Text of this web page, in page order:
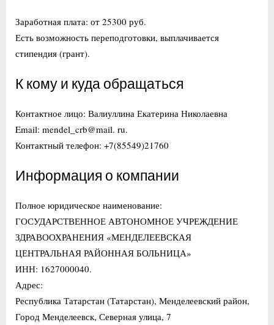
Заработная плата: от 25300 руб.
Есть возможность переподготовки, выплачивается
стипендия (грант).
К кому и куда обращаться
Контактное лицо: Валиуллина Екатерина Николаевна
Email: mendel_crb@mail. ru.
Контактный телефон: +7(85549)21760
Информация о компании
Полное юридическое наименование:
ГОСУДАРСТВЕННОЕ АВТОНОМНОЕ УЧРЕЖДЕНИЕ
ЗДРАВООХРАНЕНИЯ «МЕНДЕЛЕЕВСКАЯ
ЦЕНТРАЛЬНАЯ РАЙОННАЯ БОЛЬНИЦА»
ИНН: 1627000040.
Адрес:
Республика Татарстан (Татарстан), Менделеевский район,
Город Менделеевск, Северная улица, 7